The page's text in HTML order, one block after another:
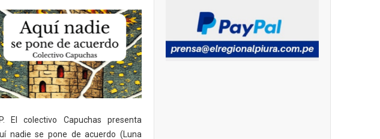
El colectivo Capuchas presenta
nadie se pone de acuerdo (Luna